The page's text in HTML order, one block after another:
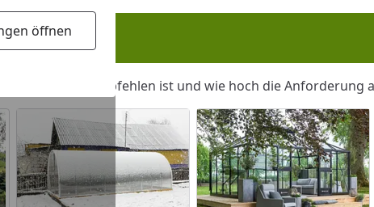
öffnen
zu empfehlen ist und wie hoch die Anforderung
von Gemüse erzielen Sie, wenn das Gewächshaus
Wir empfehlen eine Breite von mindestens 2 Metern, dann
Zur Überwinterung empfiehlt